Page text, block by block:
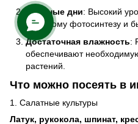
Длинные дни: Высокий
активному фотосинтезу и
Достаточная влажность:
обеспечивают
растений.
Что можно посеять в
1. Салатные культуры
Латук, рукокола, шпинат,